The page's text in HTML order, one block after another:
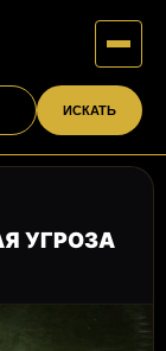
ИСКАТЬ
УГРОЗА